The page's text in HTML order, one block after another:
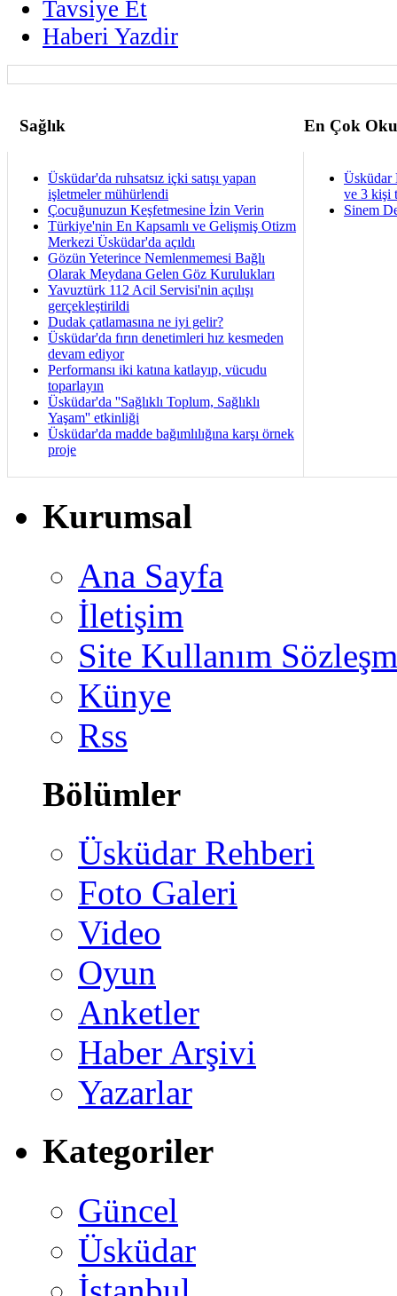
Tavsiye Et
Haberi Yazdir
Sağlık En Çok
Üsküdar'da ruhsatsız içki satışı yapan
işletmeler mühürlendi
Çocuğunuzun Keşfetmesine İzin Verin
Türkiye'nin En Kapsamlı ve Gelişmiş Otizm
Merkezi Üsküdar'da açıldı
Gözün Yeterince Nemlenmemesi Bağlı
Olarak Meydana Gelen Göz Kurulukları
Yavuztürk 112 Acil Servisi'nin açılışı
gerçekleştirildi
Dudak çatlamasına ne iyi gelir?
Üsküdar'da fırın denetimleri hız kesmeden
devam ediyor
Performansı iki katına katlayıp, vücudu
toparlayın
Üsküdar'da ''Sağlıklı Toplum, Sağlıklı
Yaşam'' etkinliği
Üsküdar'da madde bağımlılığına karşı örnek
proje
Üsküdar
ve 3 kişi
Sinem
Kurumsal
Ana Sayfa
İletişim
Site Kullanım
Künye
Rss
Bölümler
Üsküdar Rehberi
Foto Galeri
Video
Oyun
Anketler
Haber Arşivi
Yazarlar
Kategoriler
Güncel
Üsküdar